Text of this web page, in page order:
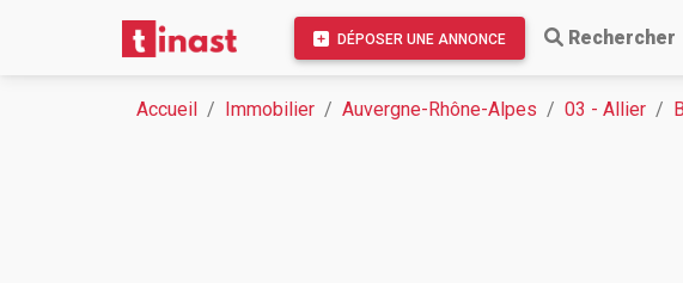
DÉPOSER UNE ANNONCE Rechercher
Accueil Immobilier Auvergne-Rhône-Alpes 03 - Allier